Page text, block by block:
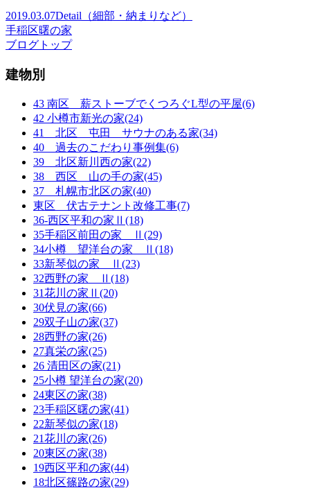
2019.03.07Detail（細部・納まりなど）
手稲区曙の家
ブログトップ
建物別
43 南区 薪ストーブでくつろぐL型の平屋(6)
42 小樽市新光の家(24)
41 北区 屯田 サウナのある家(34)
40 過去のこだわり事例集(6)
39 北区新川西の家(22)
38 西区 山の手の家(45)
37 札幌市北区の家(40)
東区 伏古テナント改修工事(7)
36-西区平和の家Ⅱ(18)
35手稲区前田の家 Ⅱ(29)
34小樽 望洋台の家 Ⅱ(18)
33新琴似の家 Ⅱ(23)
32西野の家 Ⅱ(18)
31花川の家Ⅱ(20)
30伏見の家(66)
29双子山の家(37)
28西野の家(26)
27真栄の家(25)
26 清田区の家(21)
25小樽 望洋台の家(20)
24東区の家(38)
23手稲区曙の家(41)
22新琴似の家(18)
21花川の家(26)
20東区の家(38)
19西区平和の家(44)
18北区篠路の家(29)